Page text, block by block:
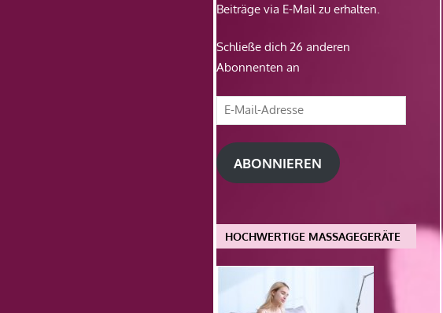
Beiträge via E-Mail zu erhalten.
Schließe dich 26 anderen
Abonnenten an
E-
Mail-
Adresse
ABONNIEREN
HOCHWERTIGE MASSAGEGERÄTE